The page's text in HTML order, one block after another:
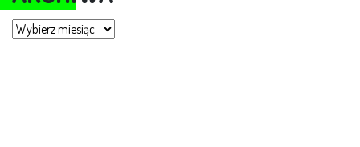
Archiwa